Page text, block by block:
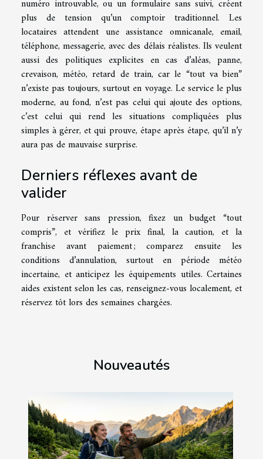
numéro introuvable, ou un formulaire sans suivi, créent
plus de tension qu’un comptoir traditionnel. Les
locataires attendent une assistance omnicanale, email,
téléphone, messagerie, avec des délais réalistes. Ils veulent
aussi des politiques explicites en cas d’aléas, panne,
crevaison, météo, retard de train, car le “tout va bien”
n’existe pas toujours, surtout en voyage. Le service le plus
moderne, au fond, n’est pas celui qui ajoute des options,
c’est celui qui rend les situations compliquées plus
simples à gérer, et qui prouve, étape après étape, qu’il n’y
aura pas de mauvaise surprise.
Derniers réflexes avant de
valider
Pour réserver sans pression, fixez un budget “tout
compris”, et vérifiez le prix final, la caution, et la
franchise avant paiement ; comparez ensuite les
conditions d’annulation, surtout en période météo
incertaine, et anticipez les équipements utiles. Certaines
aides existent selon les cas, renseignez-vous localement, et
réservez tôt lors des semaines chargées.
Nouveautés